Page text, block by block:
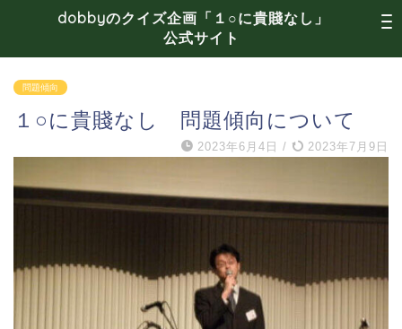
dobbyのクイズ企画「１○に貴賤なし」
公式サイト
問題傾向
１○に貴賤なし 問題傾向について
2023年6月4日 / 2023年7月9日